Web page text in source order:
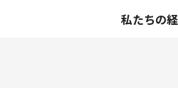
私たちの